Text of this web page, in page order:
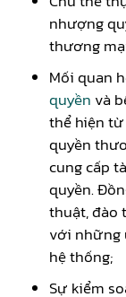
nhượng
thương
Mối quan
quyền và
thể hiện
quyền
cung cấp
quyền.
thuật, đào
với những
hệ thống;
Sự kiểm